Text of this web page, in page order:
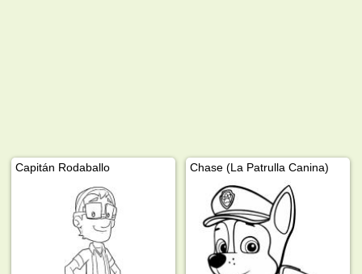
Capitán Rodaballo Chase (La Patrulla Canina)